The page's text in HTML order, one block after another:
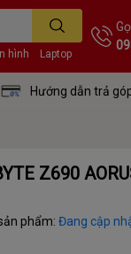
hình Laptop
Hướng dẫn trả
Z690
phẩm:Đang cập